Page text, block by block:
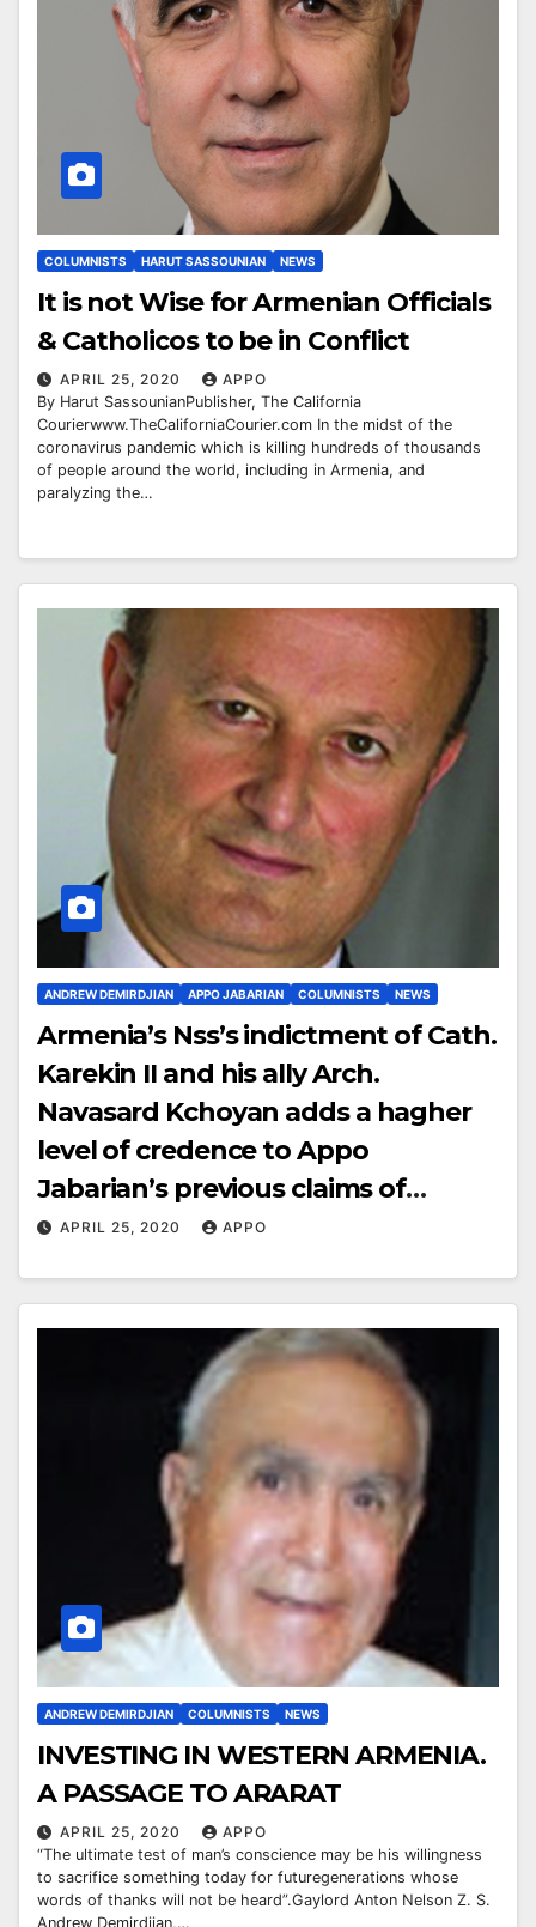
COLUMNISTS HARUT SASSOUNIAN NEWS
It is not Wise for Armenian Officials
& Catholicos to be in Conflict
APRIL 25, 2020
APPO
By Harut SassounianPublisher, The California
Courierwww.TheCaliforniaCourier.com In the midst of the
coronavirus pandemic which is killing hundreds of thousands
of people around the world, including in Armenia, and
paralyzing the…
ANDREW DEMIRDJIAN APPO JABARIAN COLUMNISTS NEWS
Armenia’s Nss’s indictment of Cath.
Karekin II and his ally Arch.
Navasard Kchoyan adds a hagher
level of credence to Appo
Jabarian’s previous claims of
misconduct by our high-ranking
APRIL 25, 2020 APPO
ANDREW DEMIRDJIAN COLUMNISTS NEWS
INVESTING IN WESTERN ARMENIA.
A PASSAGE TO ARARAT
APRIL 25, 2020
APPO
“The ultimate test of man’s conscience may be his willingness
to sacrifice something today for futuregenerations whose
words of thanks will not be heard”.Gaylord Anton Nelson Z. S.
Andrew Demirdjian,…